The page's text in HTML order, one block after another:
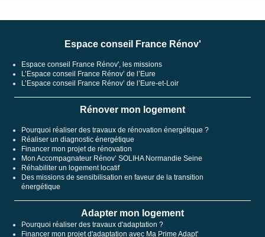
Espace conseil France Rénov'
Espace conseil France Rénov', les missions
L’Espace conseil France Rénov’ de l’Eure
L’Espace conseil France Rénov’ de l’Eure-et-Loir
Rénover mon logement
Pourquoi réaliser des travaux de rénovation énergétique ?
Réaliser un diagnostic énergétique
Financer mon projet de rénovation
Mon Accompagnateur Rénov’ SOLIHA Normandie Seine
Réhabiliter un logement locatif
Des missions de sensibilisation en faveur de la transition
énergétique
Adapter mon logement
Pourquoi réaliser des travaux d'adaptation ?
Financer mon projet d'adaptation avec Ma Prime Adapt'